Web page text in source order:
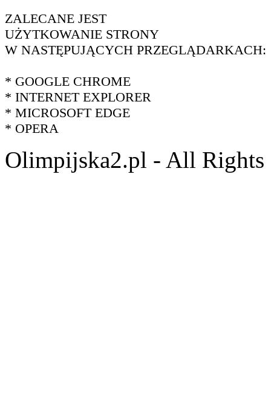
ZALECANE JEST
UŻYTKOWANIE STRONY
W NASTĘPUJĄCYCH PRZEGLĄDARKACH:
* GOOGLE CHROME
* INTERNET EXPLORER
* MICROSOFT EDGE
* OPERA
Olimpijska2.pl - All Rights